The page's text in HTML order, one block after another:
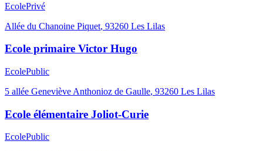
EcolePrivé
Allée du Chanoine Piquet, 93260 Les Lilas
Ecole primaire Victor Hugo
EcolePublic
5 allée Geneviève Anthonioz de Gaulle, 93260 Les Lilas
Ecole élémentaire Joliot-Curie
EcolePublic